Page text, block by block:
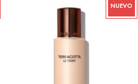
NUEVO